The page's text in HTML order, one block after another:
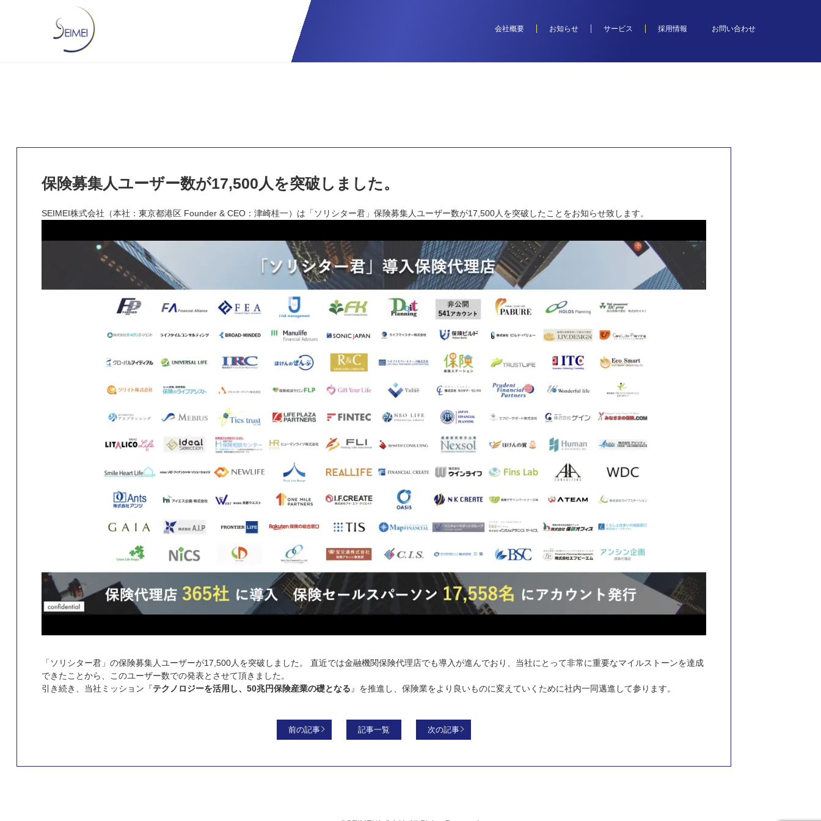
会社概要 お知らせ サービス 採用情報 お問い合わせ
保険募集人ユーザー数が17,500人を突破しました。
SEIMEI株式会社（本社：東京都港区 Founder & CEO：津崎桂一）は「ソリシター君」保険募集人ユーザー数が17,500人を突破したことをお知らせ致します。
「ソリシター君」の保険募集人ユーザーが17,500人を突破しました。 直近では金融機関保険代理店でも導入が進んでおり、当社にとって非常に重要なマイルストーンを達成
できたことから、このユーザー数での発表とさせて頂きました。
引き続き、当社ミッション『テクノロジーを活用し、50兆円保険産業の礎となる 』を推進し、保険業をより良いものに変えていくために社内一同邁進して参ります。
前の記事 記事一覧 次の記事